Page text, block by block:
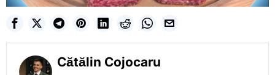
Cătălin Cojocaru